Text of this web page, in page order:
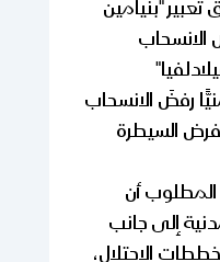
تعبير "بنيامين
الانسحاب
رفضَ الانسحاب
السيطرة
أن
إلى جانب
الاحتلال،